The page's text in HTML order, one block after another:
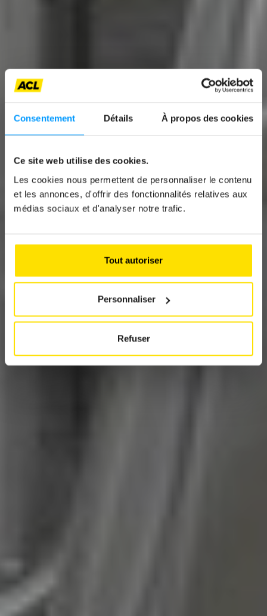
Consentement Détails À propos des cookies
Ce site web utilise des cookies.
Les cookies nous permettent de personnaliser le contenu
et les annonces, d'offrir des fonctionnalités relatives aux
médias sociaux et d'analyser notre trafic.
Tout autoriser
Personnaliser
Refuser
CAYENNE ELECTRIC:
EINBLICKE IN DIE
PRODUKTION IN
BRATISLAVA
In der Slowakei entsteht Porsches neuer
vollelektrischer SUV